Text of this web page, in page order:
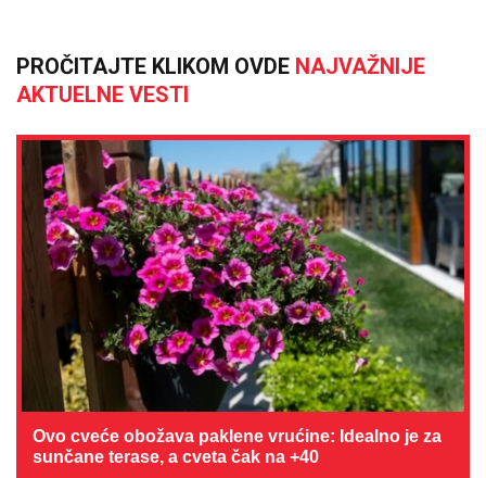
PROČITAJTE KLIKOM OVDE NAJVAŽNIJE
AKTUELNE VESTI
Ovo cveće obožava paklene vrućine: Idealno je za
sunčane terase, a cveta čak na +40